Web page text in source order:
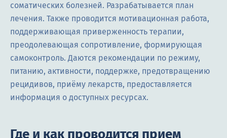
соматических болезней. Разрабатывается план
лечения. Также проводится мотивационная работа,
поддерживающая приверженность терапии,
преодолевающая сопротивление, формирующая
самоконтроль. Даются рекомендации по режиму,
питанию, активности, поддержке, предотвращению
рецидивов, приёму лекарств, предоставляется
информация о доступных ресурсах.
Где и как проводится прием